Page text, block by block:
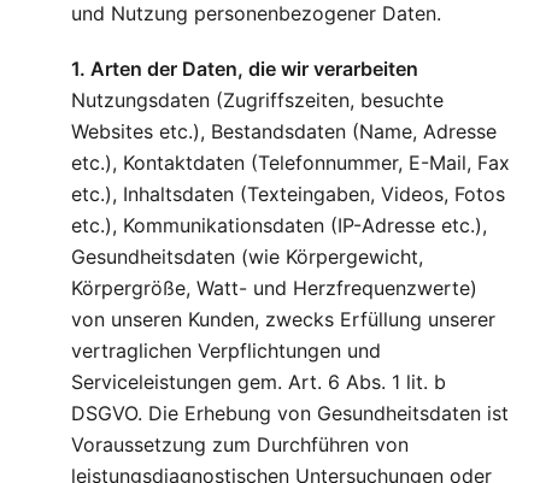
und Nutzung personenbezogener Daten.
1. Arten der Daten, die wir verarbeiten
Nutzungsdaten (Zugriffszeiten, besuchte
Websites etc.), Bestandsdaten (Name, Adresse
etc.), Kontaktdaten (Telefonnummer, E-Mail, Fax
etc.), Inhaltsdaten (Texteingaben, Videos, Fotos
etc.), Kommunikationsdaten (IP-Adresse etc.),
Gesundheitsdaten (wie Körpergewicht,
Körpergröße, Watt- und Herzfrequenzwerte)
von unseren Kunden, zwecks Erfüllung unserer
vertraglichen Verpflichtungen und
Serviceleistungen gem. Art. 6 Abs. 1 lit. b
DSGVO. Die Erhebung von Gesundheitsdaten ist
Voraussetzung zum Durchführen von
leistungsdiagnostischen Untersuchungen oder